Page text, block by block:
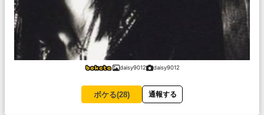
daisy9012 daisy9012
ボケる(28) 通報する